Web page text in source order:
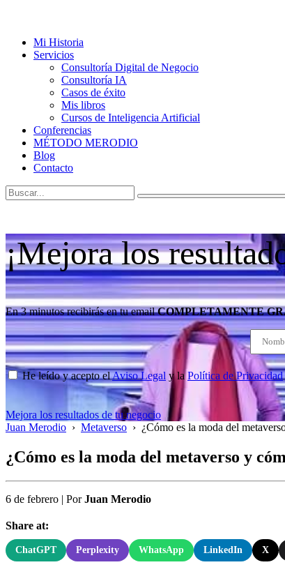
Mi Historia
Servicios
Consultoría Digital de Negocio
Consultoría IA
Casos de éxito
Mis libros
Cursos de Inteligencia Artificial
Conferencias
MÉTODO MERODIO
Blog
Contacto
¡Mejora los
En 3 minutos recibirás en tu emailCOMPLETAMENTE
He leído y acepto elAviso Legal y laPolítica de Privacidad
Mejora los resultados de tu negocio
Juan Merodio › Metaverso › ¿Cómo es la moda del
¿Cómo es la moda del metaverso y
6 de febrero | PorJuan Merodio
Share at:
ChatGPT Perplexity WhatsApp LinkedIn X